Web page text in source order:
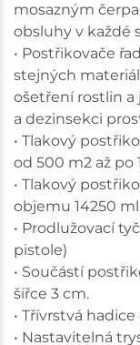
Skladové
Ceny na
shopu.
mosazným
obsluhy v každé
• Postřikovače
stejných
ošetření rostlin a
a dezinsekci
• Tlakový
od 500 m2 až po
• Tlakový
objemu 14250
• Prodlužovací
pistole)
• Součástí
šířce 3 cm.
• Třívrstvá
• Nastavitelná